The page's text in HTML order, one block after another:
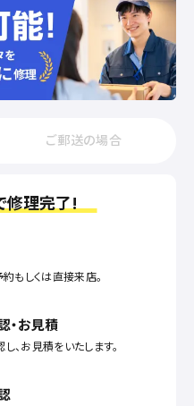
ご郵送の場合
修理完了!
もしくは直接来店。
・お見積
、お見積をいたします。